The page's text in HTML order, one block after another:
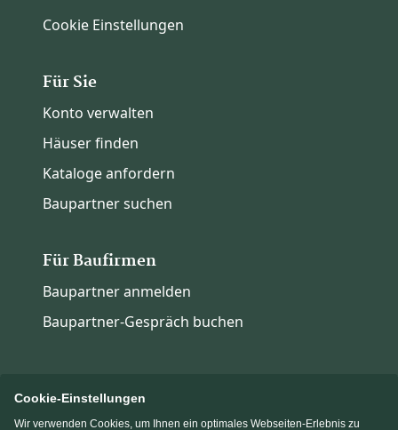
Cookie Einstellungen
Für Sie
Konto verwalten
Häuser finden
Kataloge anfordern
Baupartner suchen
Für Baufirmen
Baupartner anmelden
Baupartner-Gespräch buchen
Cookie-Einstellungen
Wir verwenden Cookies, um Ihnen ein optimales Webseiten-Erlebnis zu